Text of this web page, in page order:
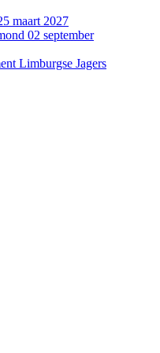
maart 2027
02 september
Limburgse Jagers